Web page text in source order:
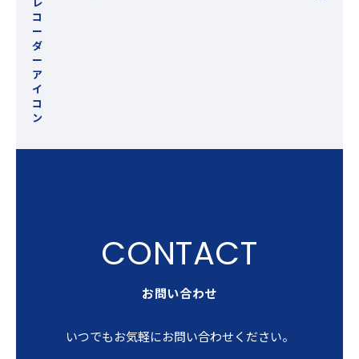
お問い合わせ
いつでもお気軽にお問い合わせください。